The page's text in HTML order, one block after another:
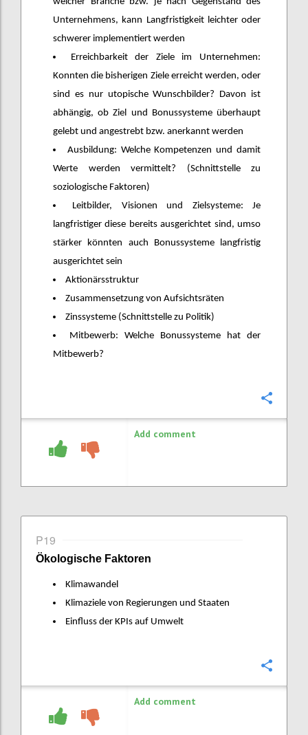
Unternehmens, kann Langfristigkeit leichter oder
schwerer implementiert werden
Erreichbarkeit der Ziele im Unternehmen:
Konnten die bisherigen Ziele erreicht werden, oder
sind es nur utopische Wunschbilder? Davon ist
abhängig, ob Ziel und Bonussysteme überhaupt
gelebt und angestrebt bzw. anerkannt werden
Ausbildung: Welche Kompetenzen und damit
Werte werden vermittelt? (Schnittstelle zu
soziologische Faktoren)
Leitbilder, Visionen und Zielsysteme: Je
langfristiger diese bereits ausgerichtet sind, umso
stärker könnten auch Bonussysteme langfristig
ausgerichtet sein
Aktionärsstruktur
Zusammensetzung von Aufsichtsräten
Zinssysteme (Schnittstelle zu Politik)
Mitbewerb: Welche Bonussysteme hat der
Mitbewerb?
Add comment
P19
Ökologische Faktoren
Klimawandel
Klimaziele von Regierungen und Staaten
Einfluss der KPIs auf Umwelt
Add comment